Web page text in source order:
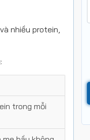
nhiều protein,
trong mỗi